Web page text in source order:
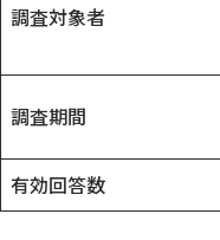
調査対象者
調査期間
有効回答数